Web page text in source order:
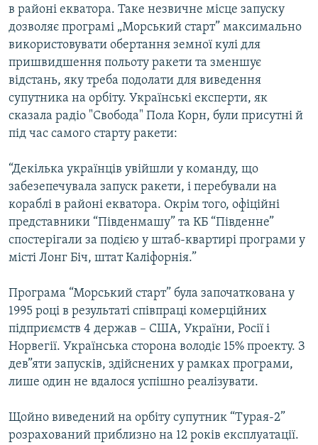
в районі екватора. Таке незвичне місце запуску
дозволяє програмі „Морський старт” максимально
використовувати обертання земної кулі для
пришвидшення польоту ракети та зменшує
відстань, яку треба подолати для виведення
супутника на орбіту. Українські експерти, як
сказала радіо "Свобода" Пола Корн, були присутні й
під час самого старту ракети:
“Декілька українців увійшли у команду, що
забезепечувала запуск ракети, і перебували на
кораблі в районі екватора. Окрім того, офіційні
представники “Південмашу” та КБ “Південне”
спостерігали за подією у штаб-квартирі програми у
місті Лонг Біч, штат Каліфорнія.”
Програма “Морський старт” була започаткована у
1995 році в результаті співпраці комерційних
підприємств 4 держав – США, України, Росії і
Норвегії. Українська сторона володіє 15% проекту. З
дев”яти запусків, здійснених у рамках програми,
лише один не вдалося успішно реалізувати.
Щойно виведений на орбіту супутник “Турая-2”
розрахований приблизно на 12 років експлуатації.